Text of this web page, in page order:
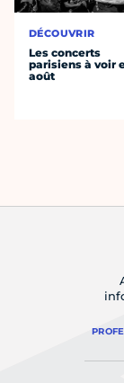
DÉCOUVRIR
Les concerts
parisiens à voir
août